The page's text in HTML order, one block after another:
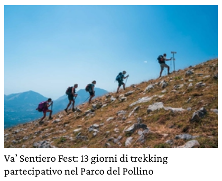
Va’ Sentiero Fest: 13 giorni di trekking
partecipativo nel Parco del Pollino